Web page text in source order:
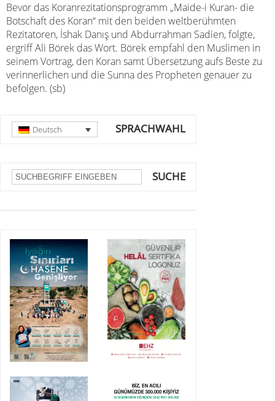
Bevor das Koranrezitationsprogramm „Maide-i Kuran- die
Botschaft des Koran“ mit den beiden weltberühmten
Rezitatoren, İshak Danış und Abdurrahman Sadien, folgte,
ergriff Ali Börek das Wort. Börek empfahl den Muslimen in
seinem Vortrag, den Koran samt Übersetzung aufs Beste zu
verinnerlichen und die Sunna des Propheten genauer zu
befolgen. (sb)
SPRACHWAHL
Deutsch
SUCHE